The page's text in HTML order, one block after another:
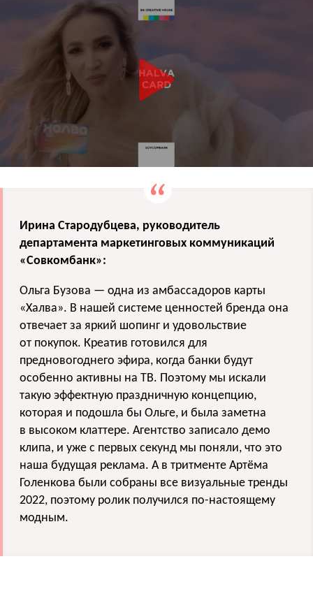
Ирина Стародубцева, руководитель
департамента маркетинговых коммуникаций
«Совкомбанк»:
Ольга Бузова — одна из амбассадоров карты
«Халва». В нашей системе ценностей бренда она
отвечает за яркий шопинг и удовольствие
от покупок. Креатив готовился для
предновогоднего эфира, когда банки будут
особенно активны на ТВ. Поэтому мы искали
такую эффектную праздничную концепцию,
которая и подошла бы Ольге, и была заметна
в высоком клаттере. Агентство записало демо
клипа, и уже с первых секунд мы поняли, что это
наша будущая реклама. А в тритменте Артёма
Голенкова были собраны все визуальные тренды
2022, поэтому ролик получился по-настоящему
модным.